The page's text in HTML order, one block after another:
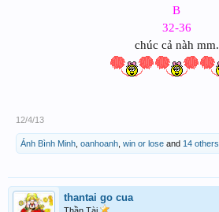
B
32-36
chúc cả nàh mm.
12/4/13
Ánh Bình Minh oanhoanh win or lose and 14 others
thantai go cua